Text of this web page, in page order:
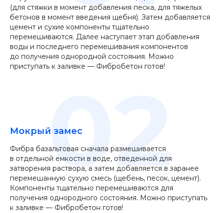
(для стяжки в момент добавления песка, для тяжелых
бетонов в момент введения щебня). Затем добавляется
цемент и сухие компоненты тщательно
перемешиваются. Далее наступает этап добавления
воды и последнего перемешивания компонентов
до получения однородной состояния. Можно
приступать к заливке — Фибробетон готов!
Мокрый замес
Фибра базальтовая сначала размешивается
в отдельной емкости в воде, отведенной для
затворения раствора, а затем добавляется в заранее
перемешанную сухую смесь (щебень, песок, цемент).
Компоненты тщательно перемешиваются для
получения однородного состояния. Можно приступать
к заливке — Фибробетон готов!
02